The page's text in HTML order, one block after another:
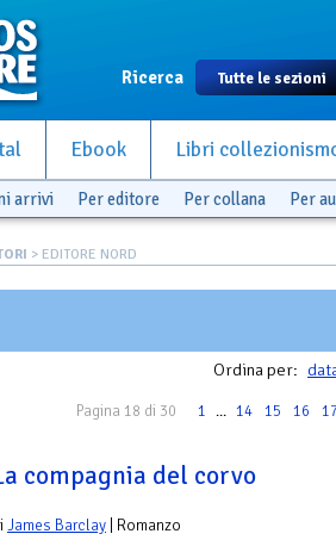
Ricerca
Ebook Libri
arrivi Per editore Per collana Per
> EDITORE NORD
Ordina per:
Pagina 18 di 30 1 ... 14 15 16
compagnia del corvo
James Barclay | Romanzo